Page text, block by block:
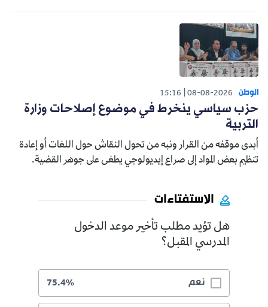
الوطن 08-08-2026
15:16
حزب سياسي ينخرط في موضوع إصلاحات وزارة
التربية
أبدى موقفه من القرار ونبه من تحول النقاش حول اللغات أو إعادة
تنظيم بعض المواد إلى صراع إيديولوجي يطغى على جوهر القضية.
الاستفتاءات
هل تؤيد مطلب تأخير موعد الدخول
المدرسي المقبل؟
نعم 75.4%